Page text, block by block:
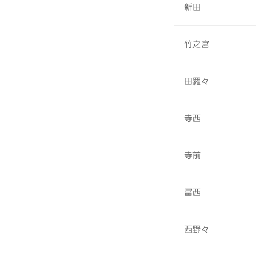
新田
竹之宮
田羅々
寺西
寺前
冨西
西野々